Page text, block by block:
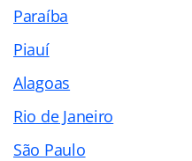
Paraíba
Piauí
Alagoas
Rio de Janeiro
São Paulo